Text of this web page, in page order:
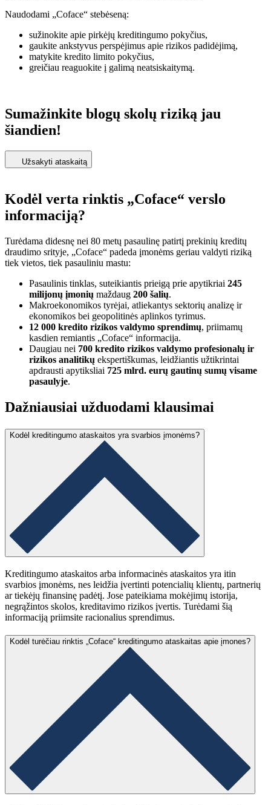
Naudodami „Coface“ stebėseną:
sužinokite apie pirkėjų kreditingumo pokyčius,
gaukite ankstyvus perspėjimus apie rizikos padidėjimą,
matykite kredito limito pokyčius,
greičiau reaguokite į galimą neatsiskaitymą.
Sumažinkite blogų skolų riziką jau
šiandien!
Užsakyti ataskaitą
Kodėl verta rinktis „Coface“ verslo
informaciją?
Turėdama didesnę nei 80 metų pasaulinę patirtį prekinių kreditų
draudimo srityje, „Coface“ padeda įmonėms geriau valdyti riziką
tiek vietos, tiek pasauliniu mastu:
Pasaulinis tinklas, suteikiantis prieigą prie apytikriai 245
milijonų įmonių maždaug 200 šalių.
Makroekonomikos tyrėjai, atliekantys sektorių analizę ir
ekonomikos bei geopolitinės aplinkos tyrimus.
12 000 kredito rizikos valdymo sprendimų, priimamų
kasdien remiantis „Coface“ informacija.
Daugiau nei 700 kredito rizikos valdymo profesionalų ir
rizikos analitikų ekspertiškumas, leidžiantis užtikrintai
apdrausti apytiksliai 725 mlrd. eurų gautinų sumų visame
pasaulyje.
Dažniausiai užduodami klausimai
Kodėl kreditingumo ataskaitos yra svarbios įmonėms?
Kreditingumo ataskaitos arba informacinės ataskaitos yra itin
svarbios įmonėms, nes leidžia įvertinti potencialių klientų, partnerių
ar tiekėjų finansinę padėtį. Jose pateikiama mokėjimų istorija,
negrąžintos skolos, kreditavimo rizikos įvertis. Turėdami šią
informaciją priimsite racionalius sprendimus.
Kodėl turėčiau rinktis „Coface“ kreditingumo ataskaitas apie įmones?